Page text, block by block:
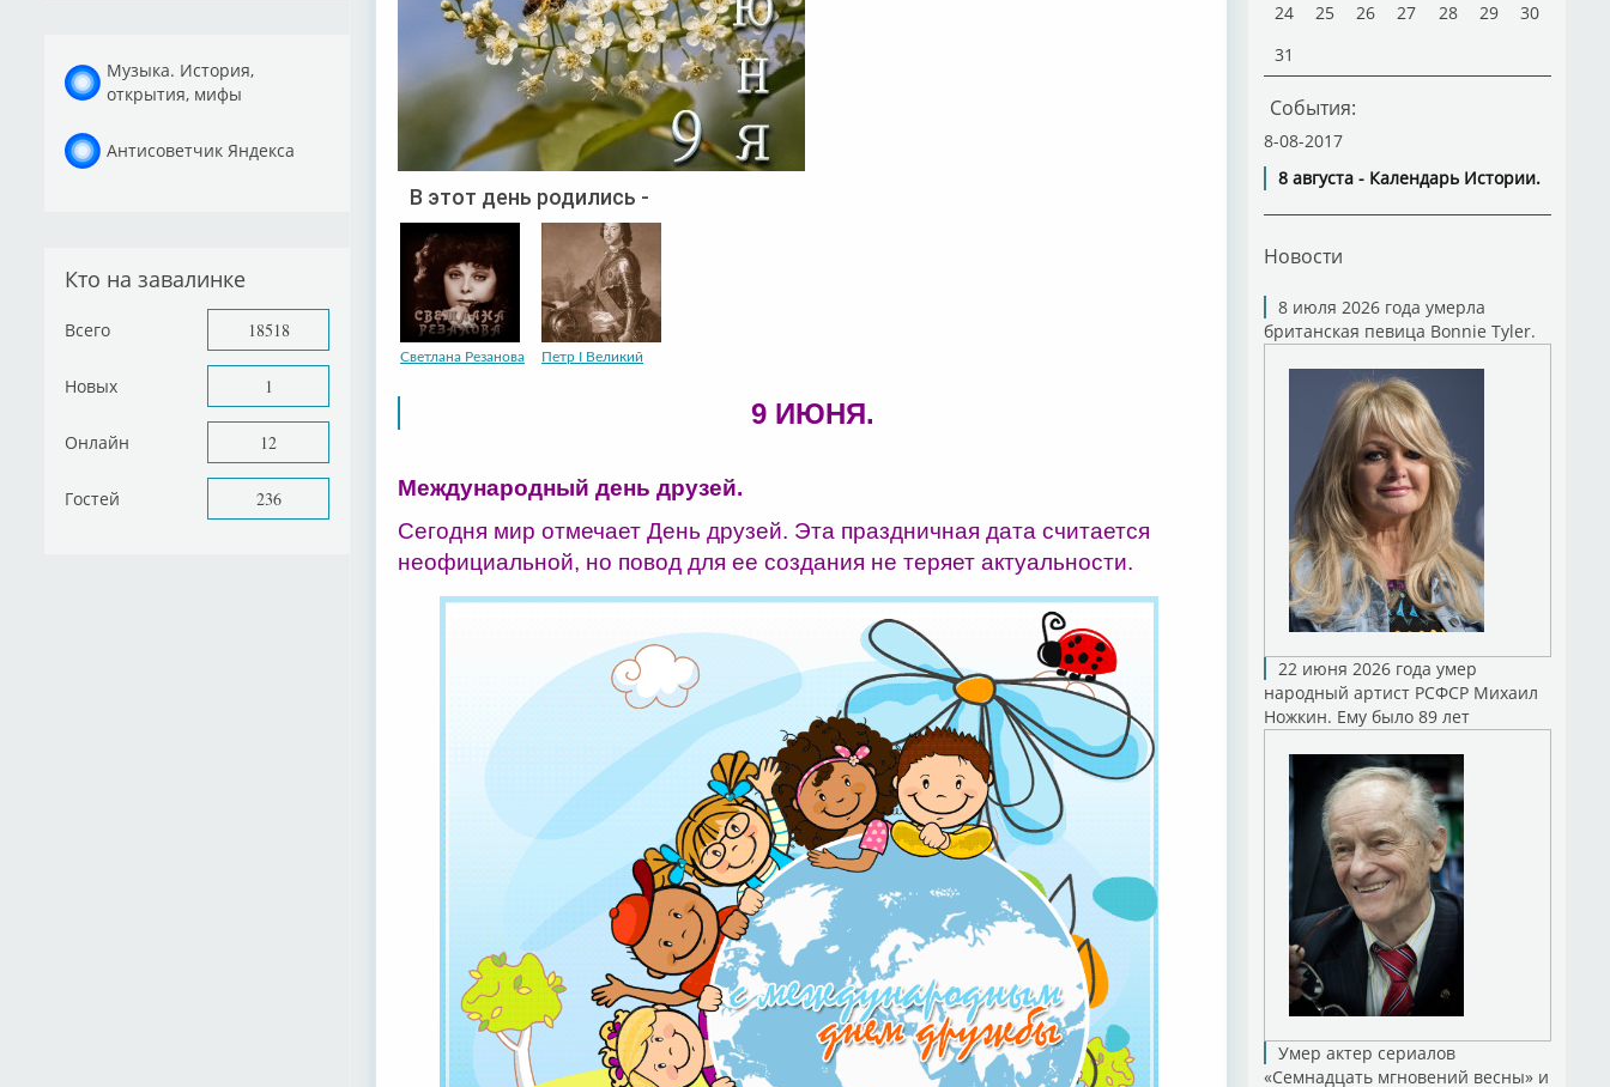
Музыка. История,
открытия, мифы
Антисоветчик Яндекса
Кто на завалинке
Всего 18518
Новых 1
Онлайн 12
Гостей 236
В этот день родились -
Светлана Резанова Петр I Великий
9 ИЮНЯ.
Международный день друзей.
Сегодня мир отмечает День друзей. Эта праздничная дата считается
неофициальной, но повод для ее создания не теряет актуальности.
24
25 26 27 28 29
30
31
События:
8-08-2017
8 августа - Календарь Истории.
Новости
8 июля 2026 года умерла
британская певица Bonnie Tyler.
22 июня 2026 года умер
народный артист РСФСР Михаил
Ножкин. Ему было 89 лет
Умер актер сериалов
«Семнадцать мгновений весны» и